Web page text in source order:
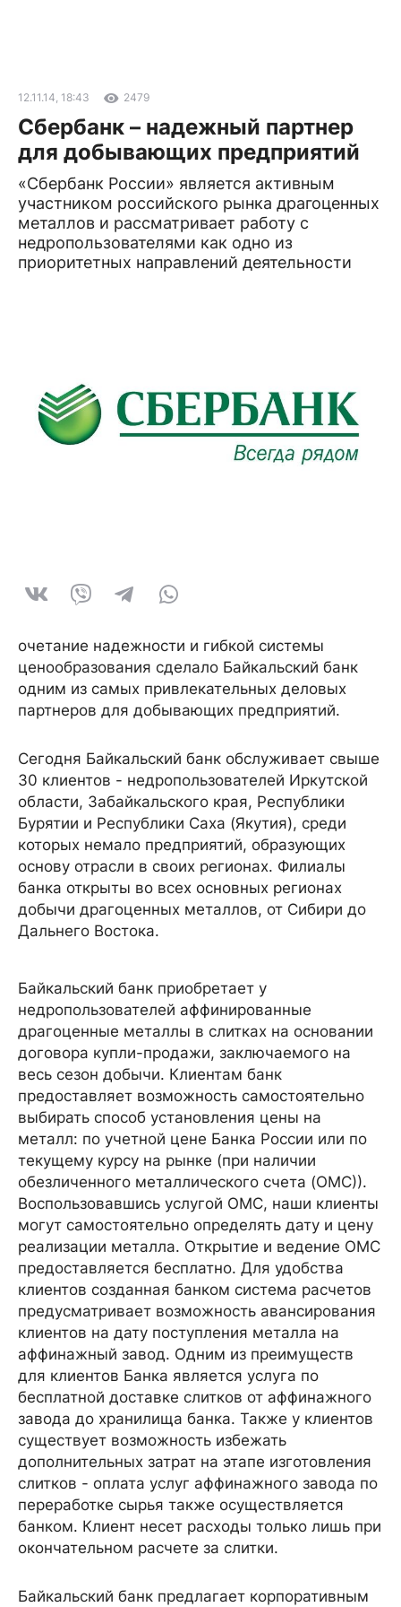
12.11.14, 18:43 2479
Сбербанк – надежный партнер
для добывающих предприятий
«Сбербанк России» является активным
участником российского рынка драгоценных
металлов и рассматривает работу с
недропользователями как одно из
приоритетных направлений деятельности
очетание надежности и гибкой системы
ценообразования сделало Байкальский банк
одним из самых привлекательных деловых
партнеров для добывающих предприятий.
Сегодня Байкальский банк обслуживает свыше
30 клиентов - недропользователей Иркутской
области, Забайкальского края, Республики
Бурятии и Республики Саха (Якутия), среди
которых немало предприятий, образующих
основу отрасли в своих регионах. Филиалы
банка открыты во всех основных регионах
добычи драгоценных металлов, от Сибири до
Дальнего Востока.
Байкальский банк приобретает у
недропользователей аффинированные
драгоценные металлы в слитках на основании
договора купли-продажи, заключаемого на
весь сезон добычи. Клиентам банк
предоставляет возможность самостоятельно
выбирать способ установления цены на
металл: по учетной цене Банка России или по
текущему курсу на рынке (при наличии
обезличенного металлического счета (ОМС)).
Воспользовавшись услугой ОМС, наши клиенты
могут самостоятельно определять дату и цену
реализации металла. Открытие и ведение ОМС
предоставляется бесплатно. Для удобства
клиентов созданная банком система расчетов
предусматривает возможность авансирования
клиентов на дату поступления металла на
аффинажный завод. Одним из преимуществ
для клиентов Банка является услуга по
бесплатной доставке слитков от аффинажного
завода до хранилища банка. Также у клиентов
существует возможность избежать
дополнительных затрат на этапе изготовления
слитков - оплата услуг аффинажного завода по
переработке сырья также осуществляется
банком. Клиент несет расходы только лишь при
окончательном расчете за слитки.
Байкальский банк предлагает корпоративным